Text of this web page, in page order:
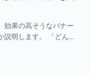
効果の高そうなバナー
説明します。 「どんな
悩みの方に少 […]